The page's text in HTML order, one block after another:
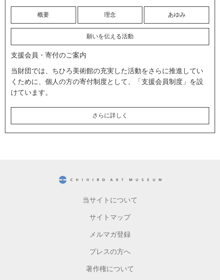
概要 理念 あゆみ
願いを伝える活動
支援会員・寄付のご案内
当財団では、ちひろ美術館の充実した活動をさらに推進してい
くために、個人の方の寄付制度として、「支援会員制度」を設
けています。
さらに詳しく
当サイトについて
サイトマップ
メルマガ登録
プレスの方へ
著作権について